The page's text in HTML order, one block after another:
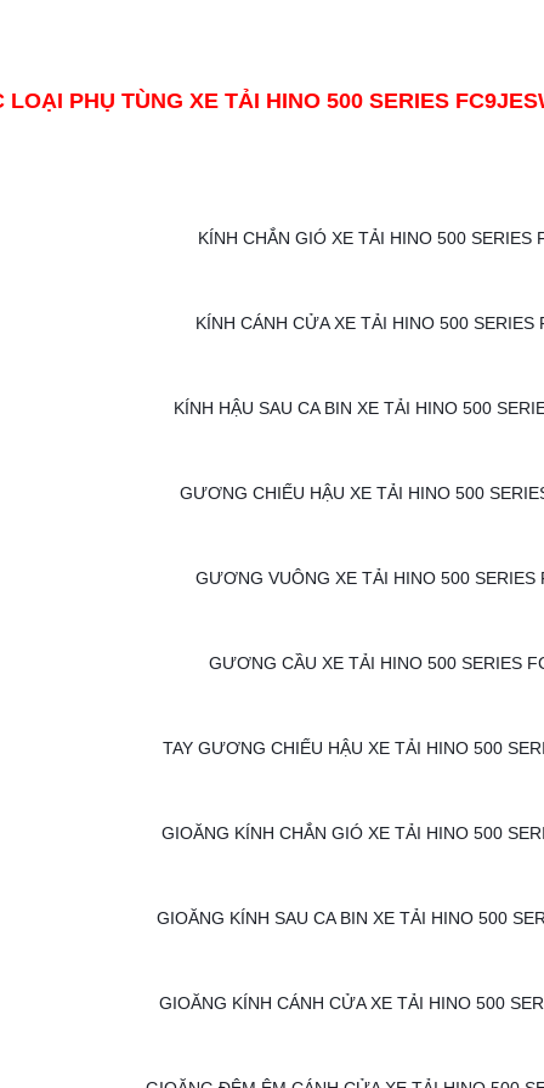
LOẠI PHỤ TÙNG XE TẢI HINO 500 SERIES
KÍNH CHẮN GIÓ XE TẢI HINO 500 SERIES
KÍNH CÁNH CỬA XE TẢI HINO 500 SERIES
KÍNH HẬU SAU CA BIN XE TẢI HINO 500
GƯƠNG CHIẾU HẬU XE TẢI HINO 500
GƯƠNG VUÔNG XE TẢI HINO 500 SERIES
GƯƠNG CẦU XE TẢI HINO 500 SERIES
TAY GƯƠNG CHIẾU HẬU XE TẢI HINO 500
GIOĂNG KÍNH CHẮN GIÓ XE TẢI HINO 500
GIOĂNG KÍNH SAU CA BIN XE TẢI HINO 500
GIOĂNG KÍNH CÁNH CỬA XE TẢI HINO 500